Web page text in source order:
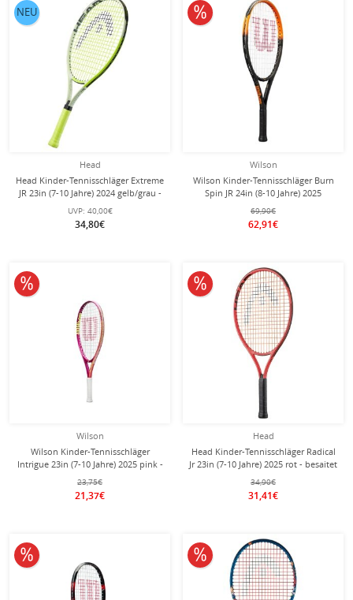
Head
Head Kinder-Tennisschläger Extreme
JR 23in (7-10 Jahre) 2024 gelb/grau -
besaitet -
UVP: 40,00€
34,80€
NEU
Wilson
Wilson Kinder-Tennisschläger Burn
Spin JR 24in (8-10 Jahre) 2025
schwarz/orange - besaitet -
69,90€
62,91€
10% reduziert
Wilson
Wilson Kinder-Tennisschläger
Intrigue 23in (7-10 Jahre) 2025 pink -
besaitet - Mädchen
23,75€
21,37€
10% reduziert
Head
Head Kinder-Tennisschläger Radical
Jr 23in (7-10 Jahre) 2025 rot - besaitet
-
34,90€
31,41€
10% reduziert
10% reduziert 10% reduziert